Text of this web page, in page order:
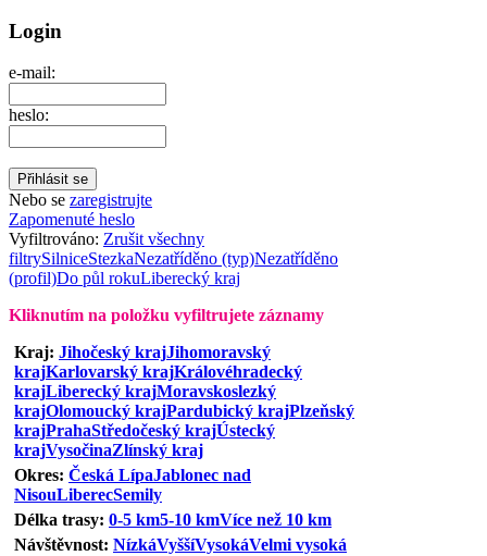
Login
e-mail:
heslo:
Nebo se zaregistrujte
Zapomenuté heslo
Vyfiltrováno: Zrušit všechny
filtrySilniceStezkaNezatříděno (typ)Nezatříděno
(profil)Do půl rokuLiberecký kraj
Kliknutím na položku vyfiltrujete záznamy
Kraj: Jihočeský krajJihomoravský
krajKarlovarský krajKrálovéhradecký
krajLiberecký krajMoravskoslezký
krajOlomoucký krajPardubický krajPlzeňský
krajPrahaStředočeský krajÚstecký
krajVysočinaZlínský kraj
Okres: Česká LípaJablonec nad
NisouLiberecSemily
Délka trasy: 0-5 km5-10 kmVíce než 10 km
Návštěvnost: NízkáVyššíVysokáVelmi vysoká